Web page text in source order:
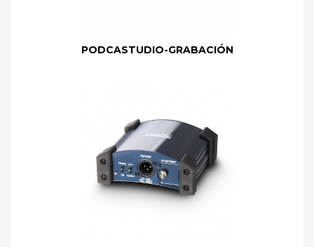
PODCASTUDIO-GRABACIÓN